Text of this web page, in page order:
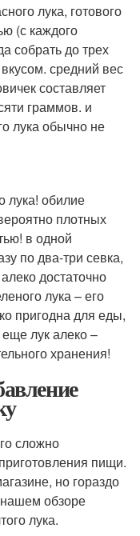
лука, готового
(с каждого
собрать до трех
средний вес
составляет
граммов. и
лука обычно не
лука! обилие
плотных
в одной
по два-три севка,
достаточно
лука – его
пригодна для еды,
лук алеко –
хранения!
сложно
пищи.
но гораздо
обзоре
лука.